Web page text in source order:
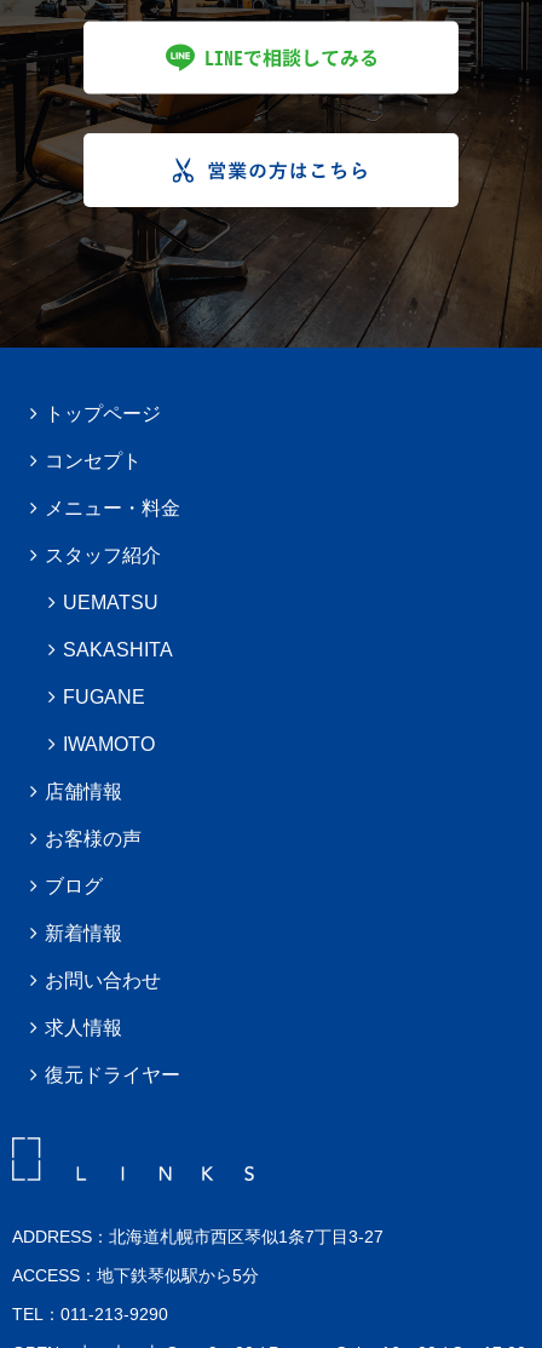
トップページ
コンセプト
メニュー・料金
スタッフ紹介
UEMATSU
SAKASHITA
FUGANE
IWAMOTO
店舗情報
お客様の声
ブログ
新着情報
お問い合わせ
求人情報
復元ドライヤー
ADDRESS：北海道札幌市西区琴似1条7丁目3-27
ACCESS：地下鉄琴似駅から5分
TEL：011-213-9290